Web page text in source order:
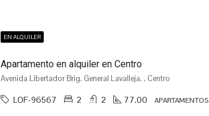
EN ALQUILER
Apartamento en alquiler en Centro
Avenida Libertador Brig. General Lavalleja, , Centro
LOF-96567 2 2 77.00 APARTAMENTOS